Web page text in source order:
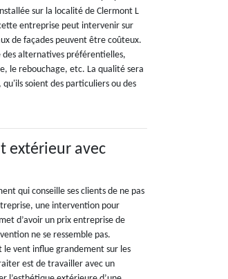
sur la localité de Clermont L
entreprise peut intervenir sur
de façades peuvent être coûteux.
des alternatives préférentielles,
le rebouchage, etc. La qualité sera
soient des particuliers ou des
extérieur avec
qui conseille ses clients de ne pas
une intervention pour
d’avoir un prix entreprise de
ne se ressemble pas.
le vent influe grandement sur les
est de travailler avec un